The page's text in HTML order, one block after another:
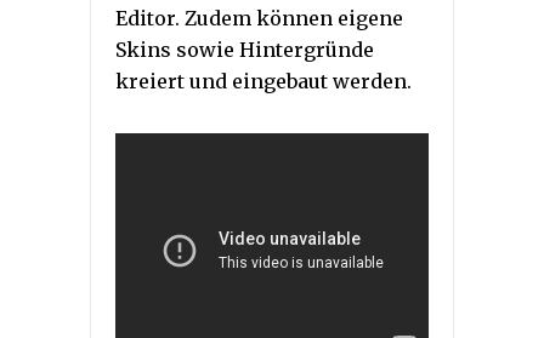
Editor. Zudem können eigene
Skins sowie Hintergründe
kreiert und eingebaut werden.